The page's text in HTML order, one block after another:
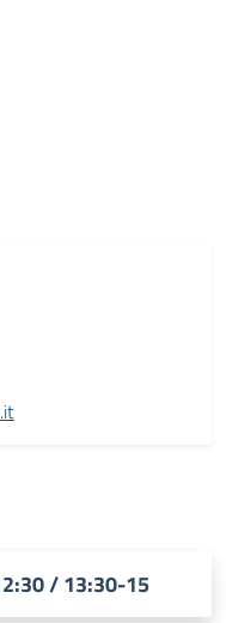
/ 13:30-15